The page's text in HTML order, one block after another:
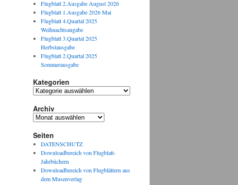
Flugblatt 2.Ausgabe August 2026
Flugblatt 1.Ausgabe 2026 Mai
Flugblatt 4.Quartal 2025
Weihnachtsaugabe
Flugblatt 3.Quartal 2025
Herbstausgabe
Flugblatt 2.Quartal 2025
Sommerausgabe
Kategorien
Kategorien
Archiv
Archiv
Seiten
DATENSCHUTZ
Downloadbereich von Flugblatt-
Jahrbüchern
Downloadbereich von Flugblättern aus
dem Musenverlag